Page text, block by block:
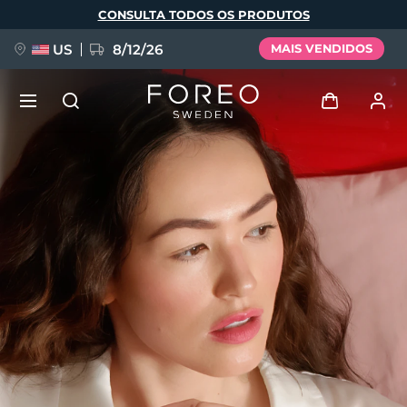
principal
CONSULTA TODOS OS PRODUTOS
US 8/12/26 MAIS VENDIDOS
Entrar
Perfil de usuário
Meus aparelhos
Meus pedidos
Meus endereços
As minhas subscrições
NOVIDADE
FAQ™ Pure Beauty-Tech Elixir
BREAKING NEWS
issa™ Teeth Whitening Set
Idioma
English Deutsch
Español
Français
Português
Polski
Svenska
Русский
Türkçe
简体中文 繁體中文